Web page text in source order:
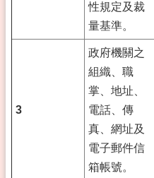
性規定及裁
量基準。
3
政府機關之
組織、職
掌、地址、
電話、傳
真、網址及
電子郵件信
箱帳號。